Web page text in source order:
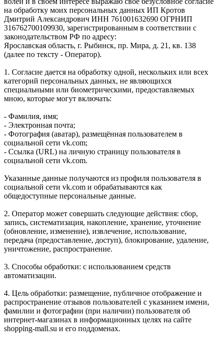
на обработку моих персональных данных ИП Кротов
Дмитрий Александрович ИНН 761001632690 ОГРНИП
316762700109930, зарегистрированным в соответствии с
законодательством РФ по адресу:
Ярославская область, г. Рыбинск, пр. Мира, д. 21, кв. 138
(далее по тексту - Оператор).
1. Согласие дается на обработку одной, нескольких или всех
категорий персональных данных, не являющихся
специальными или биометрическими, предоставляемых
мною, которые могут включать:
- Фамилия, имя;
- Электронная почта;
- Фотография (аватар), размещённая пользователем в
социальной сети vk.com;
- Ссылка (URL) на личную страницу пользователя в
социальной сети vk.com.
Указанные данные получаются из профиля пользователя в
социальной сети vk.com и обрабатываются как
общедоступные персональные данные.
2. Оператор может совершать следующие действия: сбор,
запись, систематизация, накопление, хранение, уточнение
(обновление, изменение), извлечение, использование,
передача (предоставление, доступ), блокирование, удаление,
уничтожение, распространение.
3. Способы обработки: с использованием средств
автоматизации.
4. Цель обработки: размещение, публичное отображение и
распространение отзывов пользователей с указанием имени,
фамилии и фотографии (при наличии) пользователя об
интернет-магазинах в информационных целях на сайте
shopping-mall.su и его поддоменах.